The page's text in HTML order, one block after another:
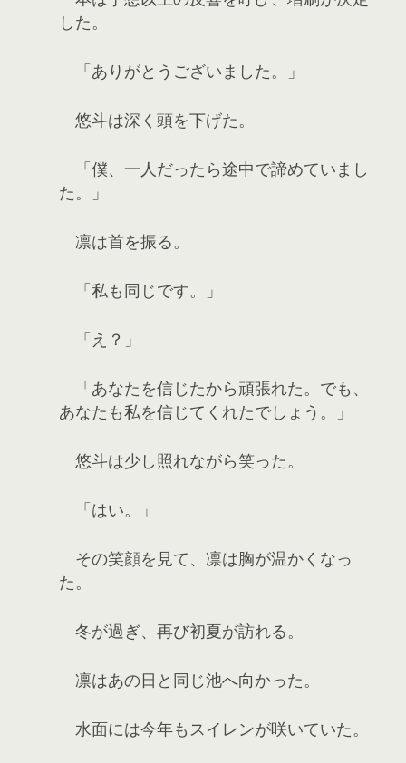
した。
「ありがとうございました。」
悠斗は深く頭を下げた。
「僕、一人だったら途中で諦めていまし
た。」
凛は首を振る。
「私も同じです。」
「え？」
「あなたを信じたから頑張れた。でも、
あなたも私を信じてくれたでしょう。」
悠斗は少し照れながら笑った。
「はい。」
その笑顔を見て、凛は胸が温かくなっ
た。
冬が過ぎ、再び初夏が訪れる。
凛はあの日と同じ池へ向かった。
水面には今年もスイレンが咲いていた。